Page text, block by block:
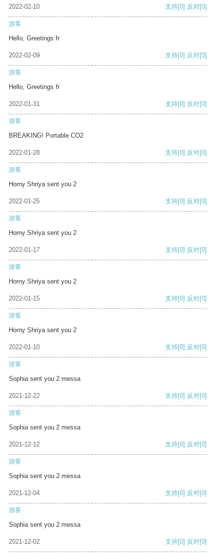
2022-02-10 支持[0] 反对[0]
游客
Hello, Greetings fr
2022-02-09 支持[0] 反对[0]
游客
Hello, Greetings fr
2022-01-31 支持[0] 反对[0]
游客
BREAKING! Portable CO2
2022-01-28 支持[0] 反对[0]
游客
Horny Shriya sent you 2
2022-01-25 支持[0] 反对[0]
游客
Horny Shriya sent you 2
2022-01-17 支持[0] 反对[0]
游客
Horny Shriya sent you 2
2022-01-15 支持[0] 反对[0]
游客
Horny Shriya sent you 2
2022-01-10 支持[0] 反对[0]
游客
Sophia sent you 2 messa
2021-12-22 支持[0] 反对[0]
游客
Sophia sent you 2 messa
2021-12-12 支持[0] 反对[0]
游客
Sophia sent you 2 messa
2021-12-04 支持[0] 反对[0]
游客
Sophia sent you 2 messa
2021-12-02 支持[0] 反对[0]